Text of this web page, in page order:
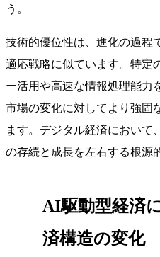
う。
技術的優位性は、進化の過程
適応戦略に似ています。特定
ー活用や高速な情報処理能力
市場の変化に対してより強固
ます。デジタル経済において
の存続と成長を左右する根源
AI駆動型経済
済構造の変化